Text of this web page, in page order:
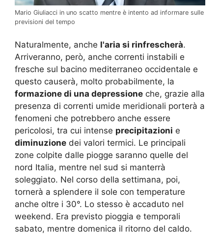
Mario Giuliacci in uno scatto mentre è intento ad informare sulle
previsioni del tempo
Naturalmente, anche l'aria si rinfrescherà.
Arriveranno, però, anche correnti instabili e
fresche sul bacino mediterraneo occidentale e
questo causerà, molto probabilmente, la
formazione di una depressione che, grazie alla
presenza di correnti umide meridionali porterà a
fenomeni che potrebbero anche essere
pericolosi, tra cui intense precipitazioni e
diminuzione dei valori termici. Le principali
zone colpite dalle piogge saranno quelle del
nord Italia, mentre nel sud si manterrà
soleggiato. Nel corso della settimana, poi,
tornerà a splendere il sole con temperature
anche oltre i 30°. Lo stesso è accaduto nel
weekend. Era previsto pioggia e temporali
sabato, mentre domenica il ritorno del caldo.